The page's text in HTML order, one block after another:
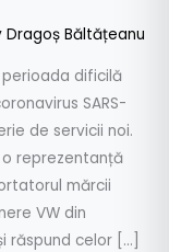
Dragoș Băltățeanu
dificilă
SARS-
de servicii noi.
reprezentanță
mărcii
VW din
răspund celor […]